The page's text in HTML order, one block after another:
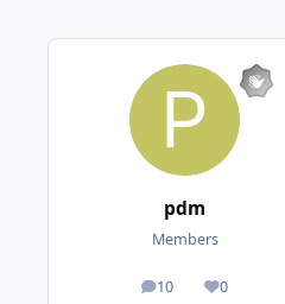
pdm
Members
10
posts 0
Reputation